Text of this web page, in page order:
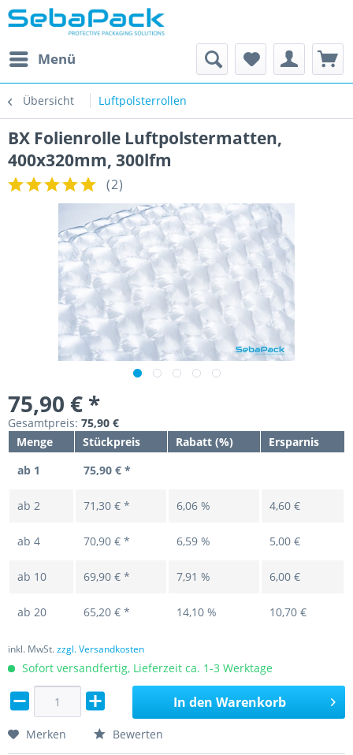
Menü
Übersicht Luftpolsterrollen
BX Folienrolle Luftpolstermatten,
400x320mm, 300lfm
(2)
75,90 € *
Gesamtpreis: 75,90 €
Menge
Stückpreis Rabatt (%)
Ersparnis
ab 1 75,90 € *
ab 2 71,30 € * 6,06 % 4,60 €
ab 4 70,90 € * 6,59 % 5,00 €
ab 10 69,90 € * 7,91 % 6,00 €
ab 20 65,20 € * 14,10 % 10,70 €
inkl. MwSt.zzgl. Versandkosten
Sofort versandfertig, Lieferzeit ca. 1-3 Werktage
In den Warenkorb
Merken Bewerten